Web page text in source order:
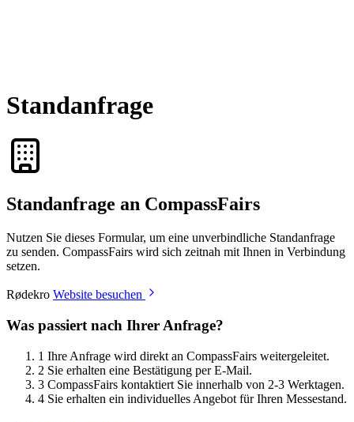
Standanfrage
Standanfrage an CompassFairs
Nutzen Sie dieses Formular, um eine unverbindliche Standanfrage
zu senden. CompassFairs wird sich zeitnah mit Ihnen in Verbindung
setzen.
Rødekro Website besuchen
Was passiert nach Ihrer Anfrage?
1 Ihre Anfrage wird direkt an CompassFairs weitergeleitet.
2 Sie erhalten eine Bestätigung per E-Mail.
3 CompassFairs kontaktiert Sie innerhalb von 2-3 Werktagen.
4 Sie erhalten ein individuelles Angebot für Ihren Messestand.